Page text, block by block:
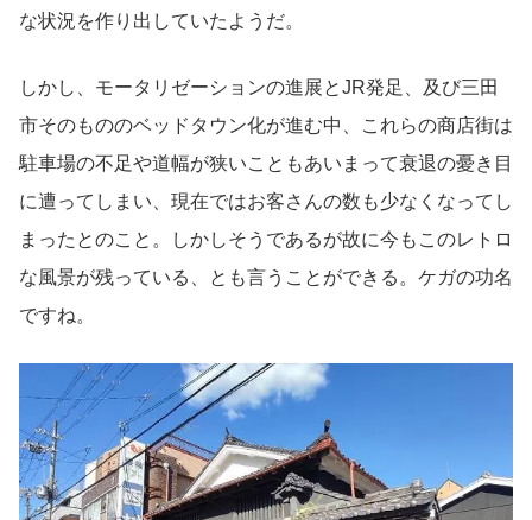
な状況を作り出していたようだ。
しかし、モータリゼーションの進展とJR発足、及び三田
市そのもののベッドタウン化が進む中、これらの商店街は
駐車場の不足や道幅が狭いこともあいまって衰退の憂き目
に遭ってしまい、現在ではお客さんの数も少なくなってし
まったとのこと。しかしそうであるが故に今もこのレトロ
な風景が残っている、とも言うことができる。ケガの功名
ですね。